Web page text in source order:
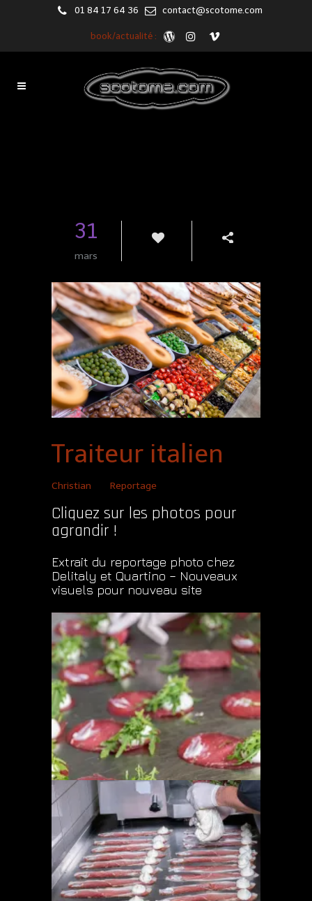
01 84 17 64 36 contact@scotome.com
book/actualité :
31
mars
Traiteur italien
Christian Reportage
Cliquez sur les photos pour
agrandir !
Extrait du reportage photo chez
Delitaly et Quartino – Nouveaux
visuels pour nouveau site